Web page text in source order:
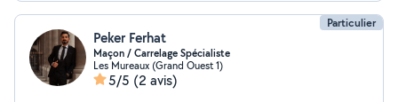
Particulier
Peker Ferhat
Maçon / Carrelage Spécialiste
Les Mureaux (Grand Ouest 1)
5/5 (2 avis)